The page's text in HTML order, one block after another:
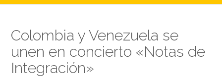
Colombia y Venezuela se
unen en concierto «Notas de
Integración»